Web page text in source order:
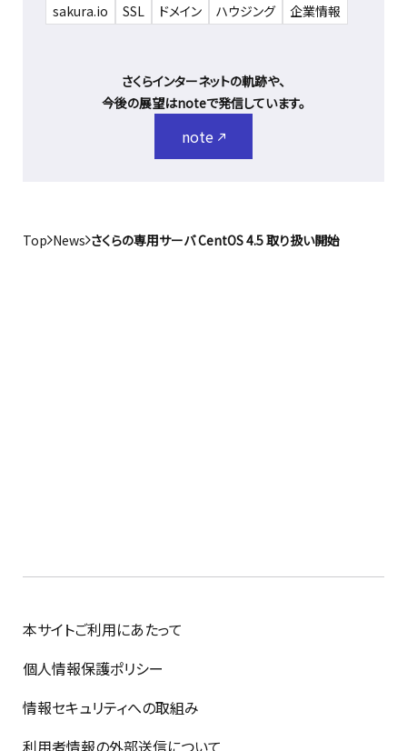
sakura.io
SSL ドメイン ハウジング 企業情報
さくらインターネットの軌跡や、
今後の展望はnoteで発信しています。
note
Top News さくらの専用サーバ CentOS 4.5 取り扱い開始
本サイトご利用にあたって
個人情報保護ポリシー
情報セキュリティへの取組み
利用者情報の外部送信について